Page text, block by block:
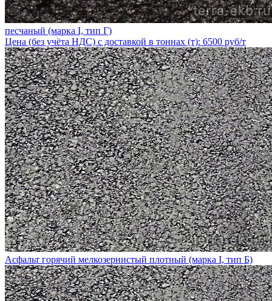
песчаный (марка I, тип Г)
Цена (без учёта НДС) с доставкой в тоннах (т): 6500 руб/т
Асфальт горячий мелкозернистый плотный (марка I, тип Б)